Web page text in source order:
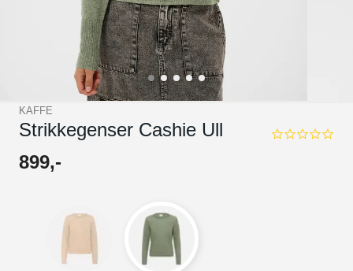
KAFFE
Strikkegenser Cashie Ull
0.0
899,-